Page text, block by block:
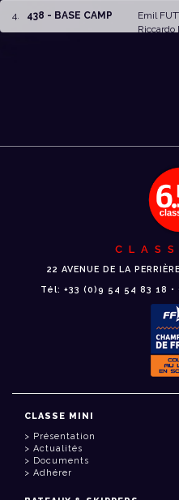
4 438 - BASE CAMP Emil
22 AVENUE DE LA
Tél: +33 (0)9 54 54 83 18 •
CLASSE MINI
Présentation
Actualités
Documents
Adhérer